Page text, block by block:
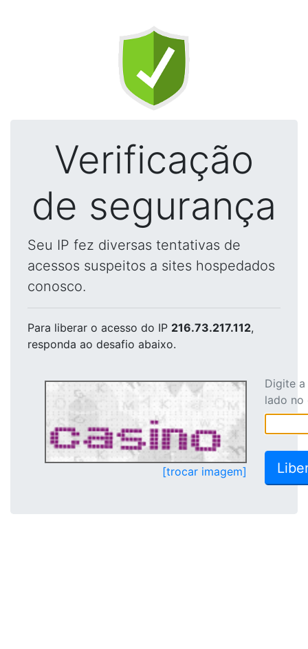
Verificação
de segurança
Seu IP fez diversas tentativas de
acessos suspeitos a sites hospedados
conosco.
Para liberar o acesso do IP 216.73.217.112,
responda ao desafio abaixo.
[trocar imagem]
Digite
lado no